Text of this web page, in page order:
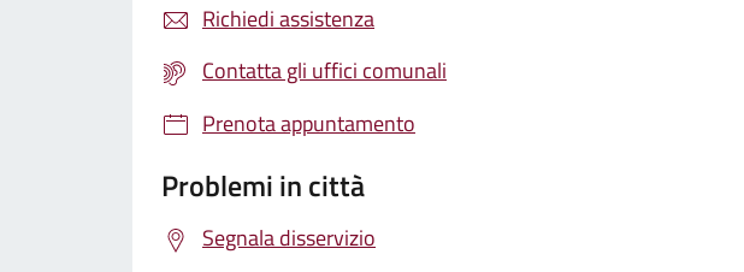
Richiedi assistenza
Contatta gli uffici comunali
Prenota appuntamento
Problemi in città
Segnala disservizio